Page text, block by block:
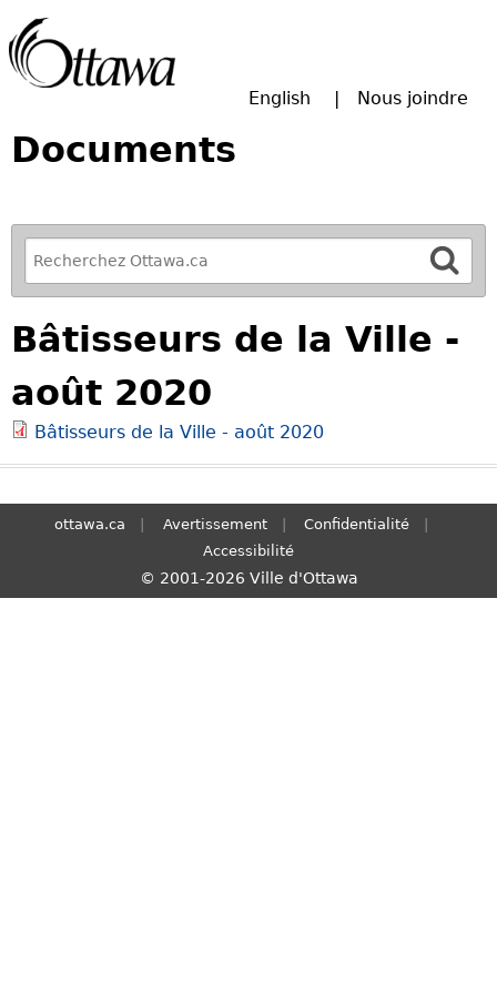
English Nous joindre
Documents
R
e
f
i
n
e
y
o
u
r
Bâtisseurs de la Ville -
août 2020
Bâtisseurs de la Ville - août 2020
ottawa.ca Avertissement
Confidentialité
Accessibilité
© 2001-2026 Ville d'Ottawa